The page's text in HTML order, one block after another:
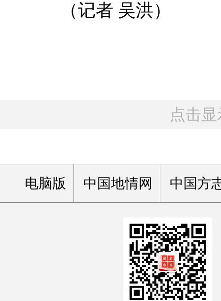
（记者 吴洪）
点击
电脑版 中国地情网 中国方